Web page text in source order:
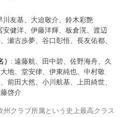
川友基、大迫敬介、鈴木彩艶
安健洋、伊藤洋輝、板倉滉、渡辺
瀬古歩夢、谷口彰悟、長友佑都、
: 遠藤航、田中碧、佐野海舟、久
地、堂安律、伊東純也、中村敬
前田大然、小川航基、上田綺世、
啓介
クラブ所属という史上最高クラス